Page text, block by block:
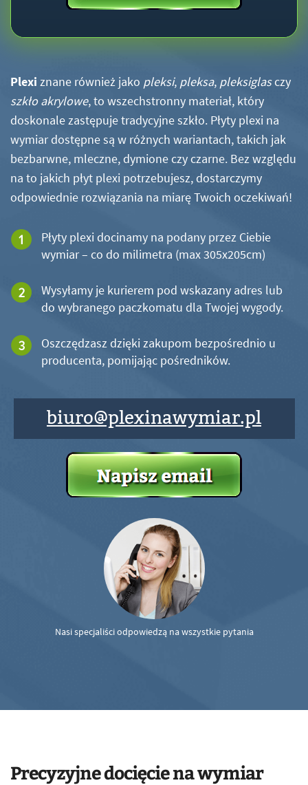
Plexi znane również jako pleksi, pleksa, pleksiglasczy
szkło akrylowe, to wszechstronny materiał, który
doskonale zastępuje tradycyjne szkło. Płyty plexi na
wymiar dostępne są w różnych wariantach, takich jak
bezbarwne, mleczne, dymione czy czarne. Bez względu
na to jakich płyt plexi potrzebujesz, dostarczymy
odpowiednie rozwiązania na miarę Twoich oczekiwań!
Płyty plexi docinamy na podany przez Ciebie
wymiar – co do milimetra (max 305x205cm)
Wysyłamy je kurierem pod wskazany adres lub
do wybranego paczkomatu dla Twojej wygody.
Oszczędzasz dzięki zakupom bezpośrednio u
producenta, pomijając pośredników.
biuro@plexinawymiar.pl
Nasi specjaliści odpowiedzą na wszystkie pytania
Precyzyjne docięcie na wymiar